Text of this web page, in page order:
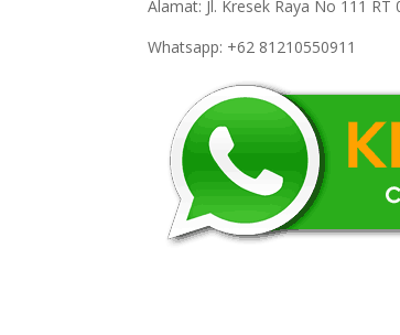
Alamat: Jl. Kresek Raya No 111
Whatsapp: +62 81210550911